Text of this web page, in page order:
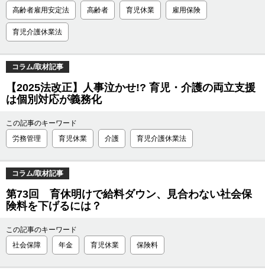
高齢者雇用安定法
高齢者 育児休業 雇用保険
育児介護休業法
コラム/取材記事
【2025法改正】人事泣かせ!? 育児・介護の両立支援
は個別対応が義務化
この記事のキーワード
労務管理
育児休業 介護 育児介護休業法
コラム/取材記事
第73回 育休明けで給料ダウン、見合わない社会保
険料を下げるには？
この記事のキーワード
社会保障
年金 育児休業 保険料